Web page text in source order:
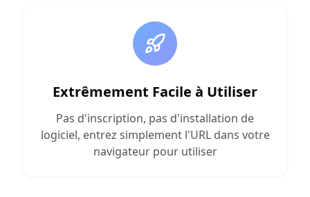
Extrêmement Facile à Utiliser
Pas d'inscription, pas d'installation de
logiciel, entrez simplement l'URL dans votre
navigateur pour utiliser